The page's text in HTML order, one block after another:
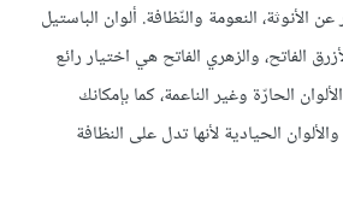
الأنوثة، النعومة والنّظافة. ألوان الباستيل
الفاتح، والزهري الفاتح هي اختيار رائع
الحارّة وغير الناعمة، كما بإمكانك
الحيادية لأنها تدل على النظافة